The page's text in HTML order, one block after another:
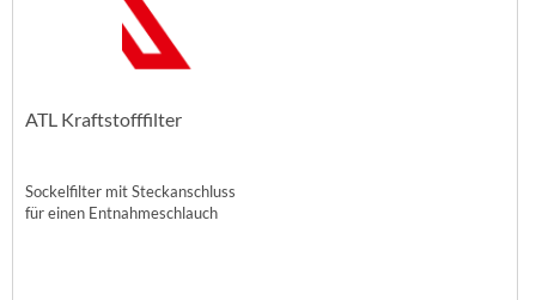
ATL Kraftstofffilter
Sockelfilter mit Steckanschluss
für einen Entnahmeschlauch